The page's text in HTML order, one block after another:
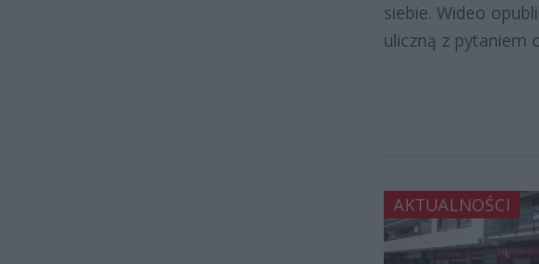
siebie. Wideo
uliczną z pytaniem
AKTUALNOŚCI